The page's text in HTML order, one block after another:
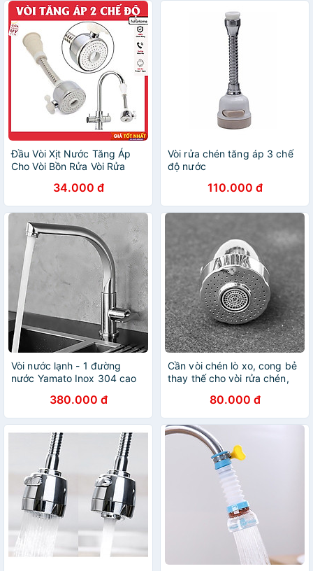
Đầu Vòi Xịt Nước Tăng Áp
Cho Vòi Bồn Rửa Vòi Rửa
Tăng Áp Xoay 360 Độ Điều
Chỉnh Thoải Mái
34.000 đ
Vòi rửa chén tăng áp 3 chế
độ nước
110.000 đ
Vòi nước lạnh - 1 đường
nước Yamato Inox 304 cao
380.000 đ
Cần vòi chén lò xo, cong bẻ
thay thế cho vòi rửa chén,
80.000 đ